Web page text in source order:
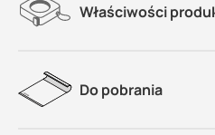
Właściwości
Do pobrania